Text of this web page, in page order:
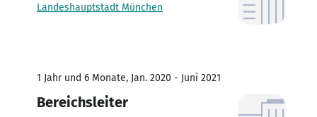
Landeshauptstadt München
1 Jahr und 6 Monate, Jan. 2020 - Juni 2021
Bereichsleiter